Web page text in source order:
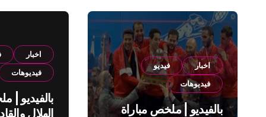
اخبار
فيديو
فيديوهات
بالفيديو | ملخص مباراة
اخبار
فيديوهات
بالفيديو |